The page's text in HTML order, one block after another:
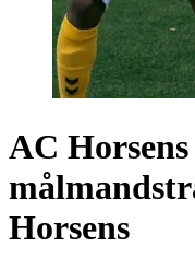
AC
Horsens